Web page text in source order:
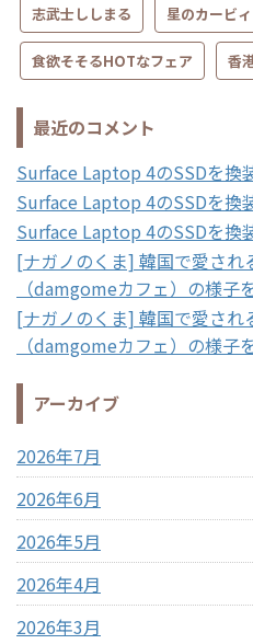
志武士ししまる 星のカービィ
食欲そそるHOTなフェア 香
最近のコメント
Surface Laptop 4のSSDを換
Surface Laptop 4のSSDを換
Surface Laptop 4のSSDを換
[ナガノのくま] 韓国で愛され
（damgomeカフェ）の様子
[ナガノのくま] 韓国で愛され
（damgomeカフェ）の様子
アーカイブ
2026年7月
2026年6月
2026年5月
2026年4月
2026年3月